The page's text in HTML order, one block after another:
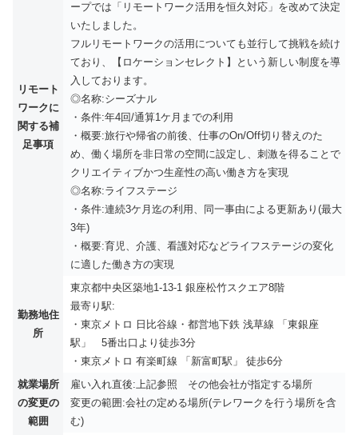
リモート
ワークに
関する補
足事項
ープでは「リモートワーク活用を恒久対応」を改めて決定
いたしました。
フルリモートワークの活用についても並行して挑戦を続け
ており、【ロケーションセレクト】という新しい制度を導
入しております。
◎名称:シーズナル
・条件:年4回/通算1ケ月までの利用
・概要:旅行や帰省の前後、仕事のOn/Off切り替えのた
め、働く場所を非日常の空間に設定し、刺激を得ることで
クリエイティブかつ生産性の高い働き方を実現
◎名称:ライフステージ
・条件:連続3ケ月迄の利用、同一事由による更新あり(最大
3年)
・概要:育児、介護、看護対応などライフステージの変化
に適した働き方の実現
勤務地住
所
東京都中央区築地1-13-1 銀座松竹スクエア8階
最寄り駅:
・東京メトロ 日比谷線・都営地下鉄 浅草線 「東銀座
駅」 5番出口より徒歩3分
・東京メトロ 有楽町線 「新富町駅」 徒歩6分
就業場所
の変更の
範囲
雇い入れ直後:上記参照 その他会社が指定する場所
変更の範囲:会社の定める場所(テレワークを行う場所を含
む)